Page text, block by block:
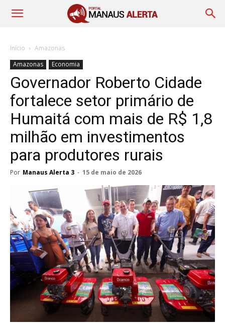
Início
Amazonas
Amazonas
Economia
Governador Roberto Cidade
fortalece setor primário de
Humaitá com mais de R$ 1,8
milhão em investimentos
para produtores rurais
Por Manaus Alerta 3 - 15 de maio de 2026